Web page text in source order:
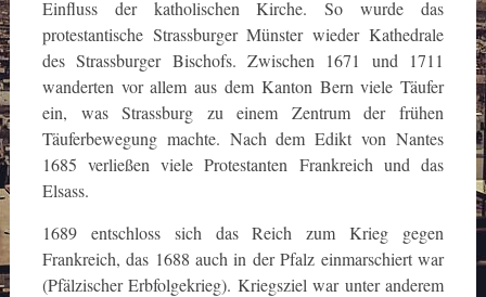
Einfluss der katholischen Kirche. So wurde das
protestantische Strassburger Münster wieder Kathedrale
des Strassburger Bischofs. Zwischen 1671 und 1711
wanderten vor allem aus dem Kanton Bern viele Täufer
ein, was Strassburg zu einem Zentrum der frühen
Täuferbewegung machte. Nach dem Edikt von Nantes
1685 verließen viele Protestanten Frankreich und das
Elsass.
1689 entschloss sich das Reich zum Krieg gegen
Frankreich, das 1688 auch in der Pfalz einmarschiert war
(Pfälzischer Erbfolgekrieg). Kriegsziel war unter anderem